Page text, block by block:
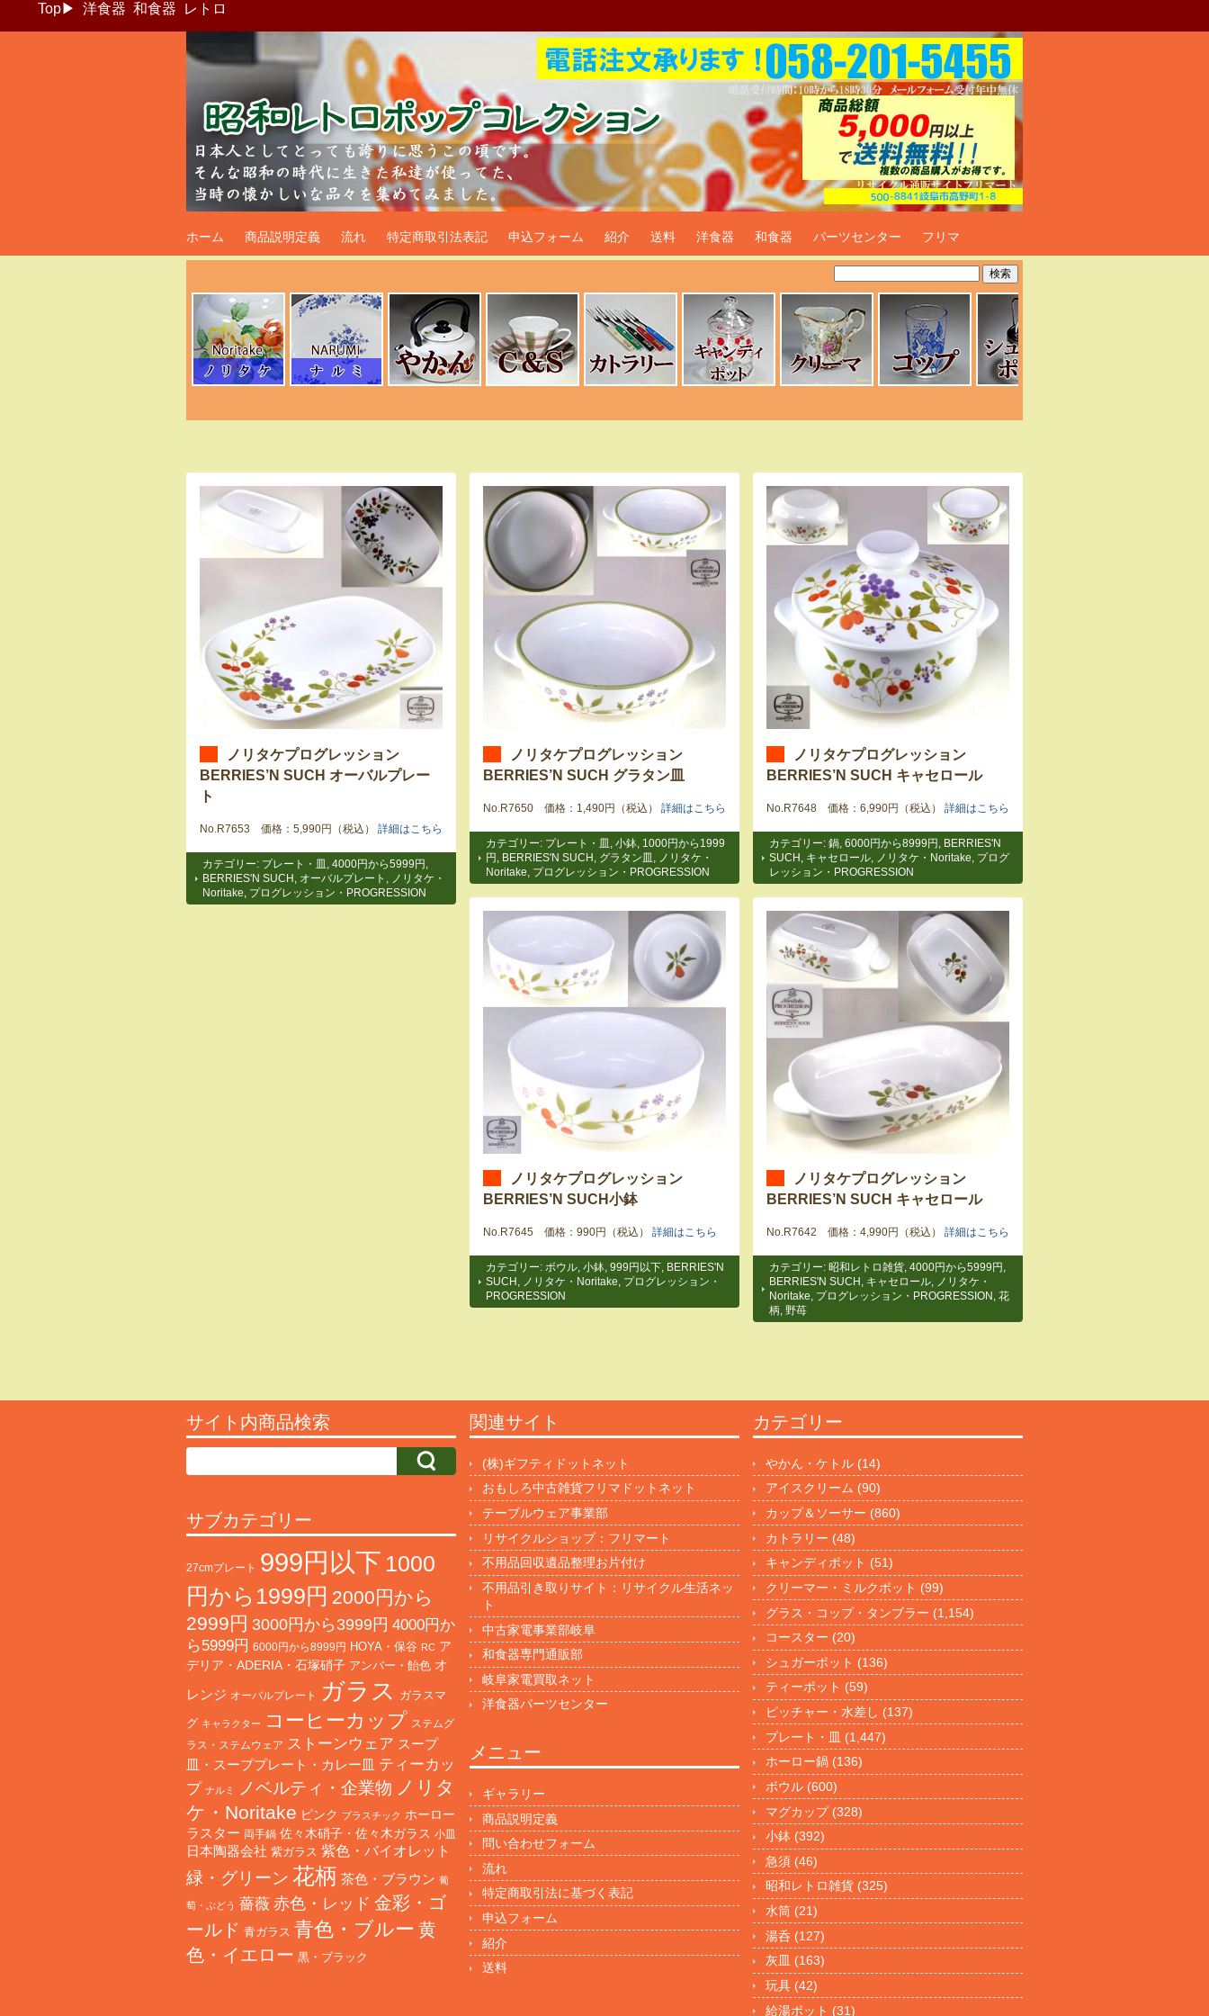
Top▶ 洋食器 和食器 レトロ
昭和レトロポップ食器生活雑貨通販＠フリマート
ホーム 商品説明定義 流れ 特定商取引法表記 申込フォーム 紹介 送料 洋食器 和食器 パーツセンター フリマ
ノリタケプログレッション
BERRIES’N SUCH オーバルプレー
ト
No.R7653 価格：5,990円（税込） 詳細はこちら
カテゴリー: プレート・皿 4000円から5999円
BERRIES'N SUCH
オーバルプレート
ノリタケ・
Noritake
プログレッション・PROGRESSION
ノリタケプログレッション
BERRIES’N SUCH グラタン皿
No.R7650 価格：1,490円（税込） 詳細はこちら
カテゴリー: プレート・皿 小鉢 1000円から1999
円
BERRIES'N SUCH グラタン皿
ノリタケ・
Noritake
プログレッション・PROGRESSION
ノリタケプログレッション
BERRIES’N SUCH キャセロール
No.R7648 価格：6,990円（税込） 詳細はこちら
カテゴリー: 鍋 6000円から8999円
BERRIES'N
SUCH
キャセロール ノリタケ・Noritake
プログ
レッション・PROGRESSION
ノリタケプログレッション
BERRIES’N SUCH小鉢
No.R7645 価格：990円（税込） 詳細はこちら
カテゴリー: ボウル 小鉢 999円以下
BERRIES'N
SUCH
ノリタケ・Noritake
プログレッション・
PROGRESSION
ノリタケプログレッション
BERRIES’N SUCH キャセロール
No.R7642 価格：4,990円（税込） 詳細はこちら
カテゴリー: 昭和レトロ雑貨 4000円から5999円
BERRIES'N SUCH
キャセロール
ノリタケ・
Noritake
プログレッション・PROGRESSION
花
柄 野苺
サイト内商品検索 関連サイト
(株)ギフティドットネット
おもしろ中古雑貨フリマドットネット
テーブルウェア事業部
リサイクルショップ：フリマート
不用品回収遺品整理お片付け
不用品引き取りサイト：リサイクル生活ネッ
ト
中古家電事業部岐阜
和食器専門通販部
岐阜家電買取ネット
洋食器パーツセンター
カテゴリー
やかん・ケトル (14)
アイスクリーム (90)
カップ＆ソーサー (860)
カトラリー (48)
キャンディポット (51)
クリーマー・ミルクポット (99)
グラス・コップ・タンブラー (1,154)
コースター (20)
シュガーポット (136)
ティーポット (59)
ピッチャー・水差し (137)
プレート・皿 (1,447)
ホーロー鍋 (136)
ボウル (600)
マグカップ(328)
小鉢 (392)
急須 (46)
昭和レトロ雑貨 (325)
水筒 (21)
湯呑 (127)
灰皿 (163)
玩具 (42)
給湯ポット (31)
サブカテゴリー
27cmプレート 999円以下 1000
円から1999円 2000円から
2999円 3000円から3999円 4000円か
ら5999円 6000円から8999円 HOYA・保谷 RC ア
デリア・ADERIA・石塚硝子 アンバー・飴色 オ
レンジ オーバルプレート ガラス ガラスマ
グ キャラクター コーヒーカップ ステムグ
ラス・ステムウェア ストーンウェア スープ
皿・スーププレート・カレー皿 ティーカッ
プ ナルミ ノベルティ・企業物 ノリタ
ケ・Noritake ピンク プラスチック ホーロー
ラスター 両手鍋 佐々木硝子・佐々木ガラス 小皿
日本陶器会社 紫ガラス 紫色・バイオレット
緑・グリーン 花柄 茶色・ブラウン 葡
萄・ぶどう 薔薇 赤色・レッド 金彩・ゴ
ールド 青ガラス 青色・ブルー 黄
色・イエロー 黒・ブラック
メニュー
ギャラリー
商品説明定義
問い合わせフォーム
流れ
特定商取引法に基づく表記
申込フォーム
紹介
送料